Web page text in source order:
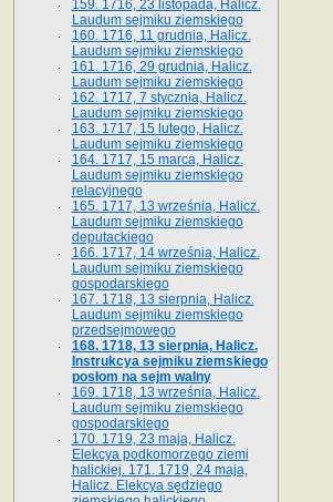
159. 1716, 23 listopada, Halicz.
Laudum sejmiku ziemskiego
160. 1716, 11 grudnia, Halicz.
Laudum sejmiku ziemskiego
161. 1716, 29 grudnia, Halicz.
Laudum sejmiku ziemskiego
162. 1717, 7 stycznia, Halicz.
Laudum sejmiku ziemskiego
163. 1717, 15 lutego, Halicz.
Laudum sejmiku ziemskiego
164. 1717, 15 marca, Halicz.
Laudum sejmiku ziemskiego
relacyjnego
165. 1717, 13 września, Halicz.
Laudum sejmiku ziemskiego
deputackiego
166. 1717, 14 września, Halicz.
Laudum sejmiku ziemskiego
gospodarskiego
167. 1718, 13 sierpnia, Halicz.
Laudum sejmiku ziemskiego
przedsejmowego
168. 1718, 13 sierpnia, Halicz.
Instrukcya sejmiku ziemskiego
posłom na sejm walny
169. 1718, 13 września, Halicz.
Laudum sejmiku ziemskiego
gospodarskiego
170. 1719, 23 maja, Halicz.
Elekcya podkomorzego ziemi
halickiej. 171. 1719, 24 maja,
Halicz. Elekcya sędziego